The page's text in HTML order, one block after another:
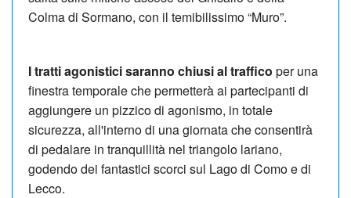
Colma di Sormano, con il temibilissimo “Muro”.
I tratti agonistici saranno chiusi al traffico per una
finestra temporale che permetterà ai partecipanti di
aggiungere un pizzico di agonismo, in totale
sicurezza, all'interno di una giornata che consentirà
di pedalare in tranquillità nel triangolo lariano,
godendo dei fantastici scorci sul Lago di Como e di
Lecco.